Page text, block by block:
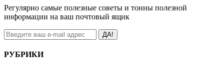
Регулярно самые полезные советы и тонны полезной
информации на ваш почтовый ящик
ДА!
РУБРИКИ